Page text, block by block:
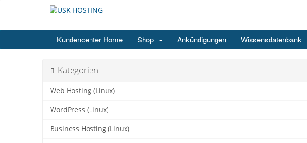
Kundencenter Home Shop Ankündigungen Wissensdatenbank
Kategorien
Web Hosting (Linux)
WordPress (Linux)
Business Hosting (Linux)